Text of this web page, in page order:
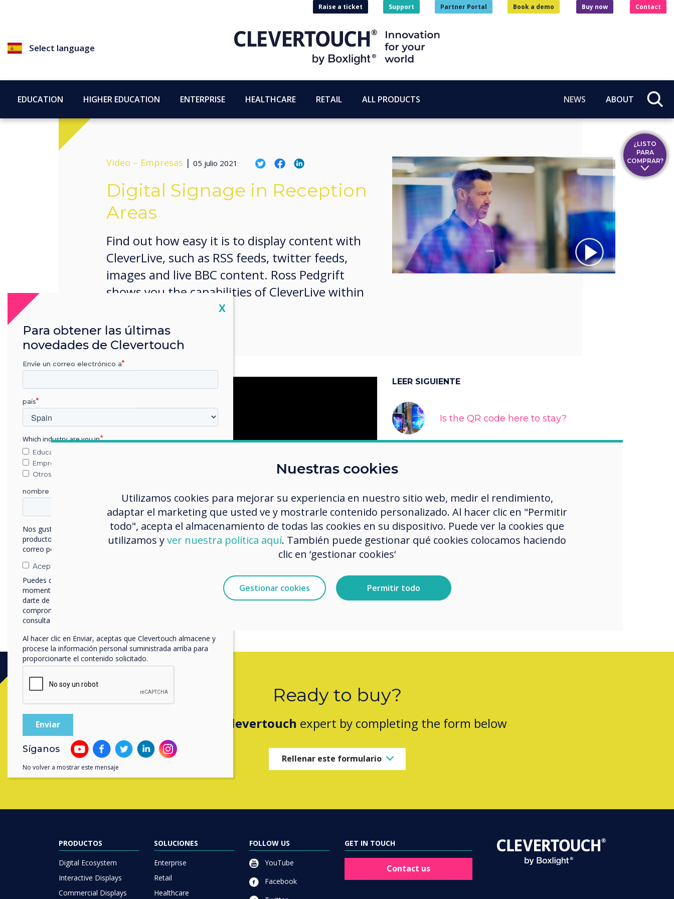
Select language
Raise a ticket Support Partner Portal Book a demo Buy now Contact
EDUCATION HIGHER EDUCATION ENTERPRISE HEALTHCARE RETAIL ALL PRODUCTS NEWS ABOUT
Video – Empresas | 05 julio 2021
Digital Signage in Reception
Areas
Find out how easy it is to display content with
CleverLive, such as RSS feeds, twitter feeds,
images and live BBC content. Ross Pedgrift
shows you the capabilities of CleverLive within
your reception area.
LEER SIGUIENTE
Is the QR code here to stay?
“
Sign up to
for free!
Ready to buy?
Clevertouch expert by completing the form below
Rellenar este formulario
PRODUCTOS
Digital Ecosystem
Interactive Displays
Commercial Displays
SOLUCIONES
Enterprise
Retail
Healthcare
FOLLOW US
YouTube
Facebook
GET IN TOUCH
Contact us
¿LISTO
PARA
COMPRAR?
Nuestras cookies
Utilizamos cookies para mejorar su experiencia en nuestro sitio web, medir el rendimiento,
adaptar el marketing que usted ve y mostrarle contenido personalizado. Al hacer clic en "Permitir
todo", acepta el almacenamiento de todas las cookies en su dispositivo. Puede ver la cookies que
utilizamos yver nuestra política aquí. También puede gestionar qué cookies colocamos haciendo
clic en ‘gestionar cookies‘
Gestionar cookies Permitir todo
Close
X
Para obtener las últimas
novedades de Clevertouch
Envíe un correo electrónico a
país
Which industry are you in
Educación
Empresa
Otros
nombre de empresa
Nos gustaría comunicarnos con usted acerca de nuestros
productos y servicios por correo electrónico, teléfono o
correo postal.
Acepto recibir otras comunicaciones de Clevertouch.
Puedes darte de baja de estas comunicaciones en cualquier
momento. Para obtener más información sobre cómo
darte de baja, nuestras prácticas de privacidad y cómo nos
comprometemos a proteger y respetar tu privacidad,
consulta nuestra
Al hacer clic en Enviar, aceptas que Clevertouch almacene y
procese la información personal suministrada arriba para
proporcionarte el contenido solicitado.
Síganos
No volver a mostrar este mensaje